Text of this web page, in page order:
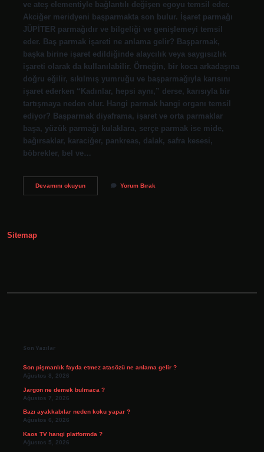
ve ateş elementiyle bağlantılı değişen egoyu temsil eder.
Akciğer meridyeni başparmakta son bulur. İşaret parmağı
JÜPİTER parmağıdır ve bilgeliği ve genişlemeyi temsil
eder. Baş parmak işareti ne anlama gelir? Başparmak,
başka birine işaret edildiğinde alaycılık veya saygısızlık
işareti olarak da kullanılabilir. Örneğin, bir koca arkadaşına
doğru eğilir, sıkılmış yumruğu ve başparmağıyla karısını
işaret ederken “Kadınlar, hepsi aynı,” derse, karısıyla bir
tartışmaya neden olur. Hangi parmak hangi organı temsil
ediyor? Başparmak diyaframa, işaret ve orta parmaklar
başa, yüzük parmağı kulaklara, serçe parmak ise mide,
bağırsaklar, karaciğer, pankreas, dalak, safra kesesi,
böbrekler, bel ve…
Devamını okuyunBaş
Yorum Bırak
Sitemap
Son Yazılar
Son pişmanlık fayda etmez atasözü ne anlama gelir ?
Ağustos 8, 2026
Jargon ne demek bulmaca ?
Ağustos 7, 2026
Bazı ayakkabılar neden koku yapar ?
Ağustos 6, 2026
Kaos TV hangi platformda ?
Ağustos 5, 2026